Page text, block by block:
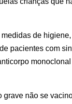
de
pacientes com
não se